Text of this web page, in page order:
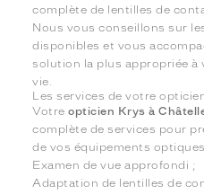
complète de lentilles de
Nous vous conseillons sur
disponibles et vous
solution la plus appropriée à
vie.
Les services de votre
Votreopticien Krys à
complète de services pour
de vos équipements
Examen de vue approfondi ;
Adaptation de lentilles de